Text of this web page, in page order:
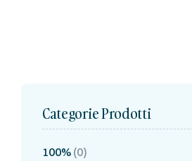
Categorie Prodotti
100% (0)